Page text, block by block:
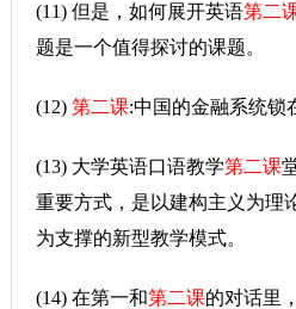
(11) 但是，如何展开英语第二
题是一个值得探讨的课题。
(12) 第二课:中国的金融系统锁
(13) 大学英语口语教学第二课
重要方式，是以建构主义为理
为支撑的新型教学模式。
(14) 在第一和第二课的对话里